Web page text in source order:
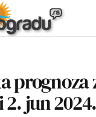
prognoza
2. jun 2024.